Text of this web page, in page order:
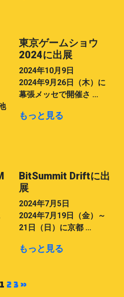
東京ゲームショウ
2024に出展
2024年10月9日
2024年9月26日（木）に
幕張メッセで開催さ ...
もっと見る
BitSummit Driftに出
展
2024年7月5日
2024年7月19日（金）～
21日（日）に京都 ...
もっと見る
1 2 3 »